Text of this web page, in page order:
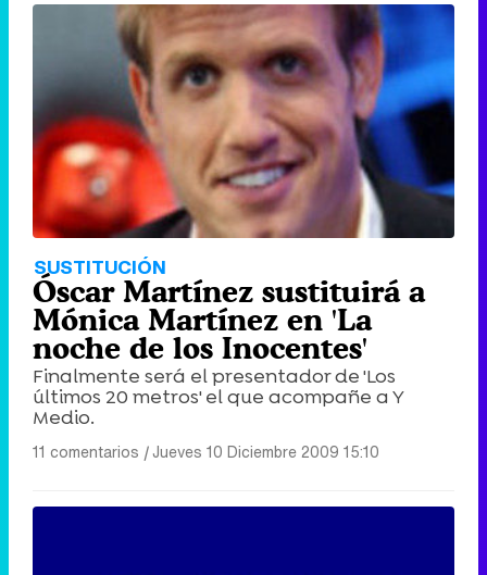
SUSTITUCIÓN
Óscar Martínez sustituirá a
Mónica Martínez en 'La
noche de los Inocentes'
Finalmente será el presentador de 'Los
últimos 20 metros' el que acompañe a Y
Medio.
11 comentarios |Jueves 10 Diciembre 2009 15:10